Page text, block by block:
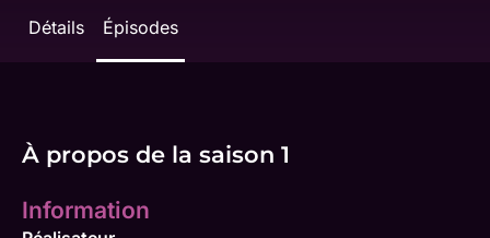
Détails Épisodes
À propos de la saison 1
Information